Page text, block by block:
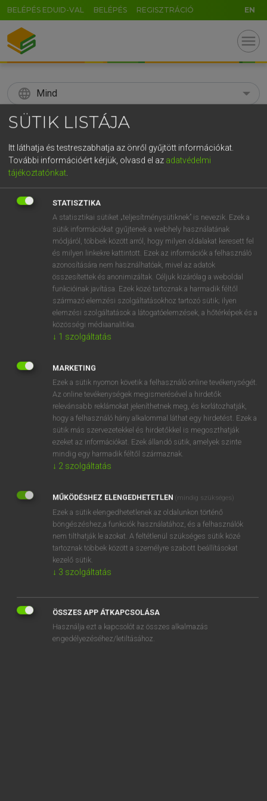
BELÉPÉS EDUID-VAL BELÉPÉS REGISZTRÁCIÓ EN
menu
language Mind
search
KERESÉS
Díjmentes angol szótár
hsz alávalóan
aljasul
keresése szótárainkban
DÍJMENTES ANGOL SZÓTÁR
abirritant
abirritation
Abkhazian
MICROSOFT OFFICE BŐVÍTMÉNY
BEÉPÜLŐ SZÓTÁRMODUL
ONLINE NYELVVIZSGA
SÜTIK LISTÁJA
Itt láthatja és testreszabhatja az önről gyűjtött információkat.
További információért kérjük, olvasd el az adatvédelmi
tájékoztatónkat
STATISZTIKA
A statisztikai sütiket „teljesítménysütiknek” is nevezik. Ezek a
sütik információkat gyűjtenek a webhely használatának
módjáról, többek között arról, hogy milyen oldalakat keresett fel
és milyen linkekre kattintott. Ezek az információk a felhasználó
azonosítására nem használhatóak, mivel az adatok
összesítettek és anonimizáltak. Céljuk kizárólag a weboldal
funkcióinak javítása. Ezek közé tartoznak a harmadik féltől
származó elemzési szolgáltatásokhoz tartozó sütik; ilyen
elemzési szolgáltatások a látogatóelemzések, a hőtérképek és a
közösségi médiaanalitika.
↓ 1 szolgáltatás
MARKETING
Ezek a sütik nyomon követik a felhasználó online tevékenységét.
Az online tevékenységek megismerésével a hirdetők
relevánsabb reklámokat jeleníthetnek meg, és korlátozhatják,
hogy a felhasználó hány alkalommal láthat egy hirdetést. Ezek a
sütik más szervezetekkel és hirdetőkkel is megoszthatják
ezeket az információkat. Ezek állandó sütik, amelyek szinte
mindig egy harmadik féltől származnak.
↓ 2 szolgáltatás
MŰKÖDÉSHEZ ELENGEDHETETLEN (mindig szükséges)
Ezek a sütik elengedhetetlenek az oldalunkon történő
böngészéshez,a funkciók használatához, és a felhasználók
nem tilthatják le azokat. A feltétlenül szükséges sütik közé
tartoznak többek között a személyre szabott beállításokat
kezelő sütik.
↓ 3 szolgáltatás
ÖSSZES APP ÁTKAPCSOLÁSA
Használja ezt a kapcsolót az összes alkalmazás
engedélyezéséhez/letiltásához.
GR
5 6 7 8 9 ö ü ó
r t z u i o p ő ú
k l ű
n m , . - AltGr